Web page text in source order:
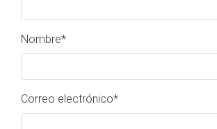
Nombre*
Correo electrónico*